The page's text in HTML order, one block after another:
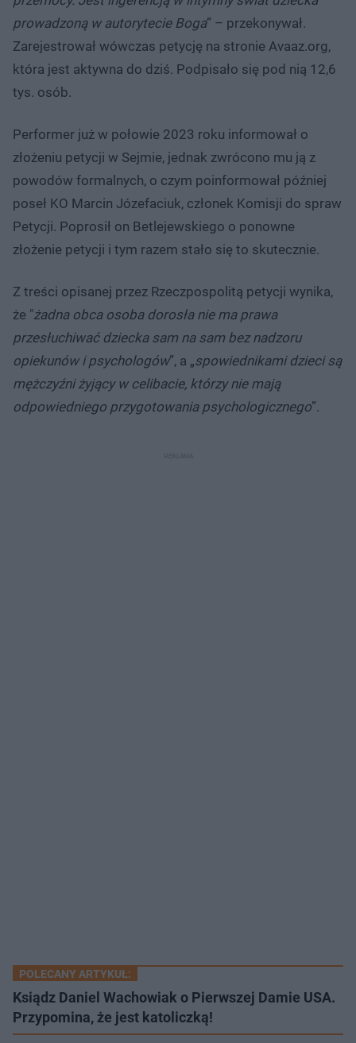
prowadzoną w autorytecie Boga” – przekonywał.
Zarejestrował wówczas petycję na stronie Avaaz.org,
która jest aktywna do dziś. Podpisało się pod nią 12,6
tys. osób.
Performer już w połowie 2023 roku informował o
złożeniu petycji w Sejmie, jednak zwrócono mu ją z
powodów formalnych, o czym poinformował później
poseł KO Marcin Józefaciuk, członek Komisji do spraw
Petycji. Poprosił on Betlejewskiego o ponowne
złożenie petycji i tym razem stało się to skutecznie.
Z treści opisanej przez Rzeczpospolitą petycji wynika,
że "żadna obca osoba dorosła nie ma prawa
przesłuchiwać dziecka sam na sam bez nadzoru
opiekunów i psychologów”, a „spowiednikami dzieci są
mężczyźni żyjący w celibacie, którzy nie mają
odpowiedniego przygotowania psychologicznego”.
POLECANY ARTYKUŁ:
Ksiądz Daniel Wachowiak o Pierwszej Damie USA.
Przypomina, że jest katoliczką!